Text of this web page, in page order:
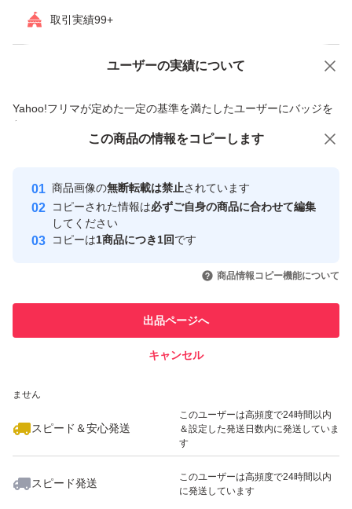
取引実績99+
ユーザーの実績について
Yahoo!フリマが定めた一定の基準を満たしたユーザーにバッジを
付与しています
安心取引出品者
心・安全なユーザーです
取引実績
引を完了させた実績があります
での取引実績があります
ません
スピード＆安心発送
このユーザーは高頻度で24時間以内
＆設定した発送日数内に発送していま
す
スピード発送
このユーザーは高頻度で24時間以内
に発送しています
価格の相談 商品への質問
この商品の情報をコピーします
商品画像の無断転載は禁止されています
コピーされた情報は必ずご自身の商品に合わせて編集
してください
コピーは1商品につき1回です
商品情報コピー機能について
出品ページへ
キャンセル
この商品をみている人にオススメ
いいね！
1,120